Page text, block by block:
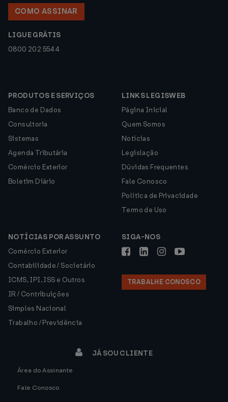
COMO ASSINAR
LIGUE GRÁTIS
0800 202 5544
PRODUTOS E SERVIÇOS
Banco de Dados
Consultoria
Sistemas
Agenda Tributária
Comércio Exterior
Boletim Diário
LINKS LEGISWEB
Página Inicial
Quem Somos
Notícias
Legislação
Dúvidas Frequentes
Fale Conosco
Política de Privacidade
Termo de Uso
NOTÍCIAS POR ASSUNTO
Comércio Exterior
Contabilidade / Societário
ICMS, IPI, ISS e Outros
IR / Contribuições
Simples Nacional
Trabalho / Previdência
SIGA-NOS
TRABALHE CONOSCO
JÁ SOU CLIENTE
Área do Assinante
Fale Conosco